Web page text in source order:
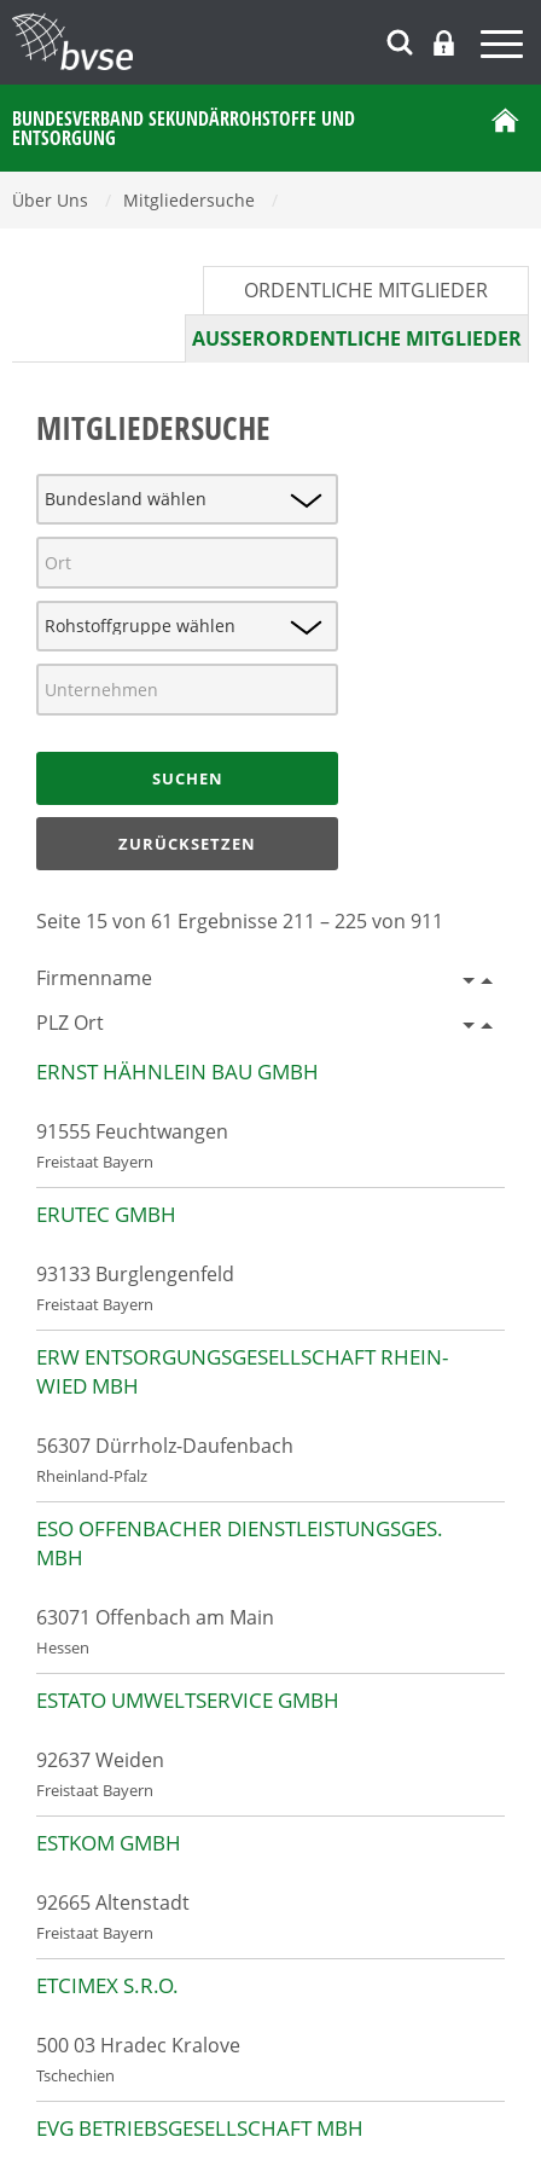
BUNDESVERBAND SEKUNDÄRROHSTOFFE UND
ENTSORGUNG
Über Uns Mitgliedersuche
ORDENTLICHE MITGLIEDER
AUSSERORDENTLICHE MITGLIEDER
MITGLIEDERSUCHE
SUCHEN
ZURÜCKSETZEN
Seite 15 von 61 Ergebnisse 211 – 225 von 911
Firmenname
PLZ Ort
ERNST HÄHNLEIN BAU GMBH
91555 Feuchtwangen
Freistaat Bayern
ERUTEC GMBH
93133 Burglengenfeld
Freistaat Bayern
ERW ENTSORGUNGSGESELLSCHAFT RHEIN-
WIED MBH
56307 Dürrholz-Daufenbach
Rheinland-Pfalz
ESO OFFENBACHER DIENSTLEISTUNGSGES.
MBH
63071 Offenbach am Main
Hessen
ESTATO UMWELTSERVICE GMBH
92637 Weiden
Freistaat Bayern
ESTKOM GMBH
92665 Altenstadt
Freistaat Bayern
ETCIMEX S.R.O.
500 03 Hradec Kralove
Tschechien
EVG BETRIEBSGESELLSCHAFT MBH